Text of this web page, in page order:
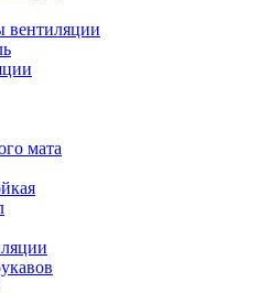
вентиляции
мата